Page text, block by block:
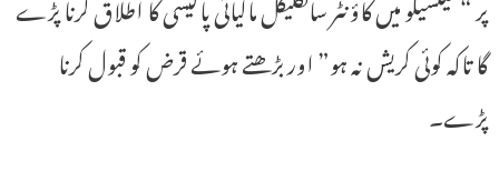
گا تاکہ کوئی کریش نہ ہو” اور بڑھتے ہوئے قرض کو قبول کرنا
پڑے۔